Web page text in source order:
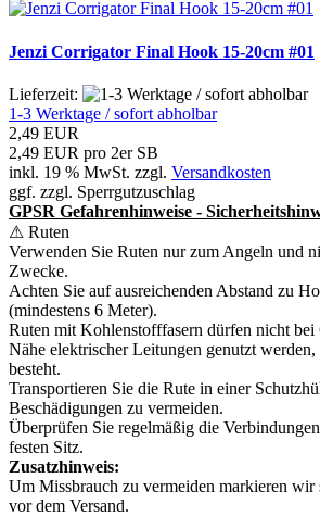
Jenzi Corrigator Final Hook 15-20cm #01
Lieferzeit:
1-3 Werktage / sofort abholbar
2,49 EUR
2,49 EUR pro 2er SB
inkl. 19 % MwSt. zzgl. Versandkosten
ggf. zzgl. Sperrgutzuschlag
GPSR Gefahrenhinweise -
⚠ Ruten
Verwenden Sie Ruten nur zum Angeln und
Zwecke.
Achten Sie auf ausreichenden Abstand zu
(mindestens 6 Meter).
Ruten mit Kohlenstofffasern dürfen nicht
Nähe elektrischer Leitungen genutzt
besteht.
Transportieren Sie die Rute in einer
Beschädigungen zu vermeiden.
Überprüfen Sie regelmäßig die
festen Sitz.
Zusatzhinweis:
Um Missbrauch zu vermeiden markieren wir
vor dem Versand.